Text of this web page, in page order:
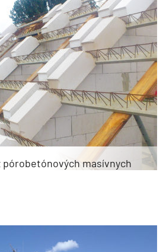
pórobetónových masívnych